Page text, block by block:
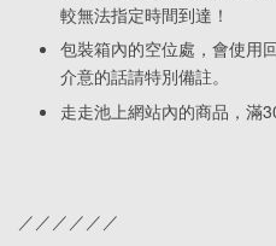
較無法指定時間到達！
包裝箱內的空位處，會使用
介意的話請特別備註。
走走池上網站內的商品，滿
／／／／／／